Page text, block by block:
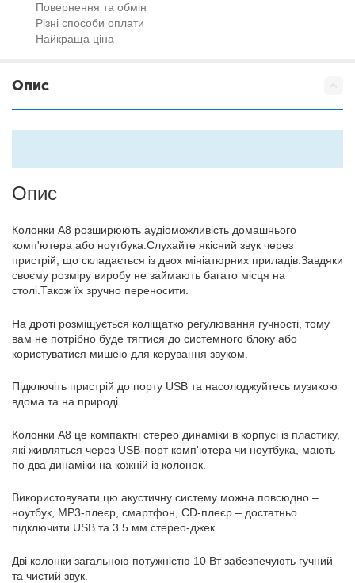
Повернення та обмін
Різні способи оплати
Найкраща ціна
Опис
Опис
Колонки A8 розширюють аудіоможливість домашнього
комп'ютера або ноутбука.Слухайте якісний звук через
пристрій, що складається із двох мініатюрних приладів.Завдяки
своєму розміру виробу не займають багато місця на
столі.Також їх зручно переносити.
На дроті розміщується коліщатко регулювання гучності, тому
вам не потрібно буде тягтися до системного блоку або
користуватися мишею для керування звуком.
Підключіть пристрій до порту USB та насолоджуйтесь музикою
вдома та на природі.
Колонки A8 це компактні стерео динаміки в корпусі із пластику,
які живляться через USB-порт комп'ютера чи ноутбука, мають
по два динаміки на кожній із колонок.
Використовувати цю акустичну систему можна повсюдно –
ноутбук, MP3-плеєр, смартфон, CD-плеєр – достатньо
підключити USB та 3.5 мм стерео-джек.
Дві колонки загальною потужністю 10 Вт забезпечують гучний
та чистий звук.